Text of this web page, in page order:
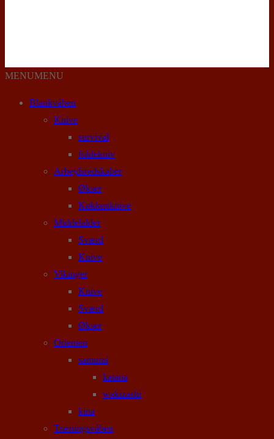
MENUMENU
Blankvåben
Knive
survival
foldekniv
Arbejdsredskaber
Økser
Køkkenknive
Middelalder
Sværd
Knive
Vikinger
Knive
Sværd
Økser
Orienten
samurai
katana
wakizashi
kina
Træningsvåben